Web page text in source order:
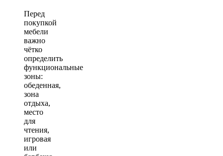
Перед
покупкой
мебели
важно
чётко
определить
функциональные
зоны:
обеденная,
зона
отдыха,
место
для
чтения,
игровая
или